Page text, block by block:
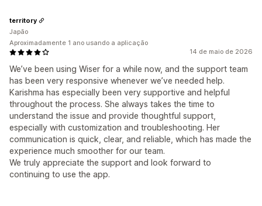
14 de maio de 2026
We’ve been using Wiser for a while now, and the support team
has been very responsive whenever we’ve needed help.
Karishma has especially been very supportive and helpful
throughout the process. She always takes the time to
understand the issue and provide thoughtful support,
especially with customization and troubleshooting. Her
communication is quick, clear, and reliable, which has made the
experience much smoother for our team.
We truly appreciate the support and look forward to
continuing to use the app.
territory
Japão
Aproximadamente 1 ano usando a aplicação